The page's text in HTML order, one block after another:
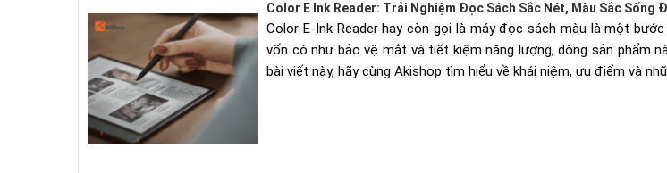
Color E Ink Reader: Trải Nghiệm Đọc Sách Sắc Nét, Màu Sắc Sống
Color E-Ink Reader hay còn gọi là máy đọc sách màu là một
vốn có như bảo vệ mắt và tiết kiệm năng lượng, dòng sản phẩm
bài viết này, hãy cùng Akishop tìm hiểu về khái niệm, ưu điểm và